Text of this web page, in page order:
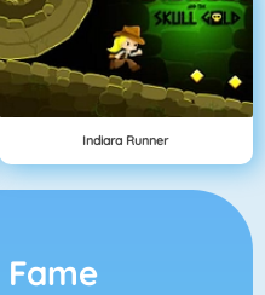
Indiara Runner
Fame